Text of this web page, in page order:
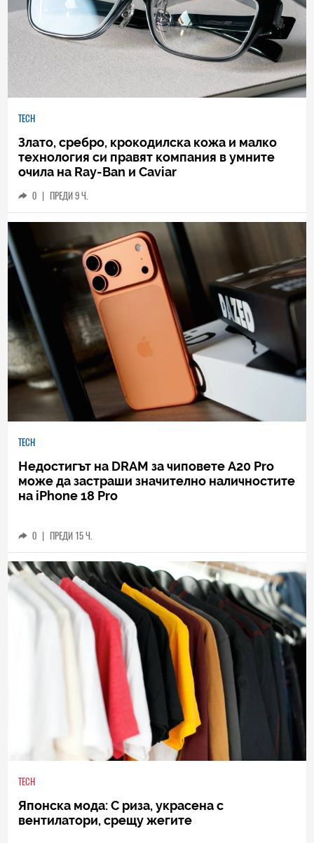
TECH
Злато, сребро, крокодилска кожа и малко
технология си правят компания в умните
очила на Ray-Ban и Caviar
0 | ПРЕДИ 9 Ч.
TECH
Недостигът на DRAM за чиповете A20 Pro
може да застраши значително наличностите
на iPhone 18 Pro
0 | ПРЕДИ 15 Ч.
TECH
Японска мода: С риза, украсена с
вентилатори, срещу жегите